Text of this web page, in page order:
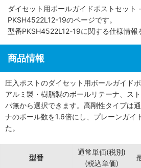
ダイセット用ボールガイドポストセット
PKSH4522L12-19のページです。
型番PKSH4522L12-19に関する仕様情報
商品情報
圧入ポストのダイセット用ボールガイド
アルミ製・樹脂製のボールリテーナ、ス
パ無から選択できます。高剛性タイプは
ナのボール数を1.6倍にし、プレーンガイ
た。
型番
通常単価(税別)
(税込単価)